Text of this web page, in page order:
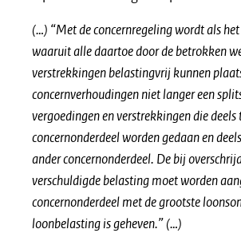
(…) “Met de concernregeling wordt als
waaruit alle daartoe door de betrokken
verstrekkingen belastingvrij kunnen
concernverhoudingen niet langer een
vergoedingen en verstrekkingen die
concernonderdeel worden gedaan en
ander concernonderdeel. De bij
verschuldigde belasting moet worden
concernonderdeel met de grootste
loonbelasting is geheven.” (…)